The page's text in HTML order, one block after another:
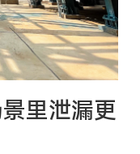
里泄漏更